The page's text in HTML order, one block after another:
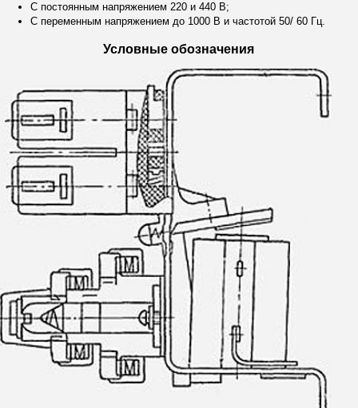
С постоянным напряжением 220 и 440 В;
С переменным напряжением до 1000 В и частотой 50/ 60 Гц.
Условные обозначения